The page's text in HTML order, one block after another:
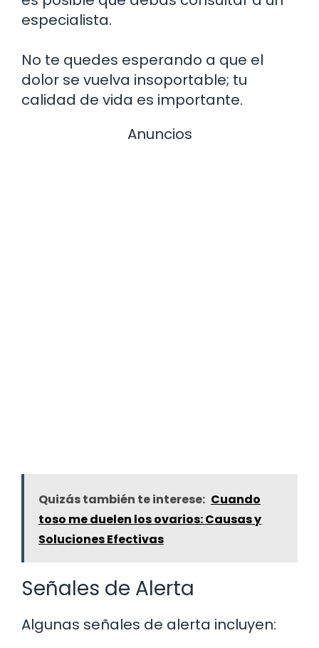
especialista.
No te quedes esperando a que el
dolor se vuelva insoportable; tu
calidad de vida es importante.
Anuncios
Quizás también te interese: Cuando
toso me duelen los ovarios: Causas y
Soluciones Efectivas
Señales de Alerta
Algunas señales de alerta incluyen: